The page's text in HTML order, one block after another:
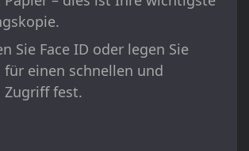
Sie Face ID oder legen Sie
für einen schnellen und
Zugriff fest.